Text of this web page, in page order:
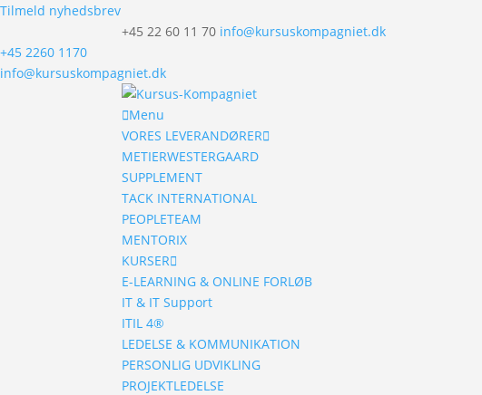
Tilmeld nyhedsbrev
+45 22 60 11 70 info@kursuskompagniet.dk
+45 2260 1170
info@kursuskompagniet.dk
Menu
VORES LEVERANDØRER
METIERWESTERGAARD
SUPPLEMENT
TACK INTERNATIONAL
PEOPLETEAM
MENTORIX
KURSER
E-LEARNING & ONLINE FORLØB
IT & IT Support
ITIL 4®
LEDELSE & KOMMUNIKATION
PERSONLIG UDVIKLING
PROJEKTLEDELSE